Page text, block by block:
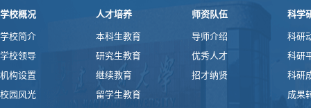
学校概况
学校简介
学校领导
机构设置
校园风光
人才培养
本科生教育
研究生教育
继续教育
留学生教育
师资队伍
导师介绍
优秀人才
招才纳贤
科学
科研
科研
科研
成果